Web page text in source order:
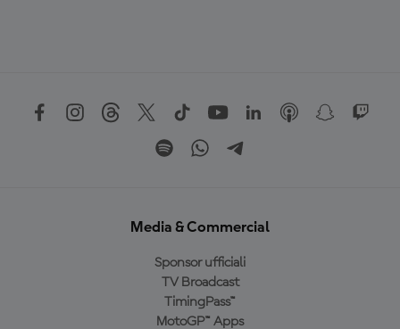
Media & Commercial
Sponsor ufficiali
TV Broadcast
TimingPass™
MotoGP™ Apps